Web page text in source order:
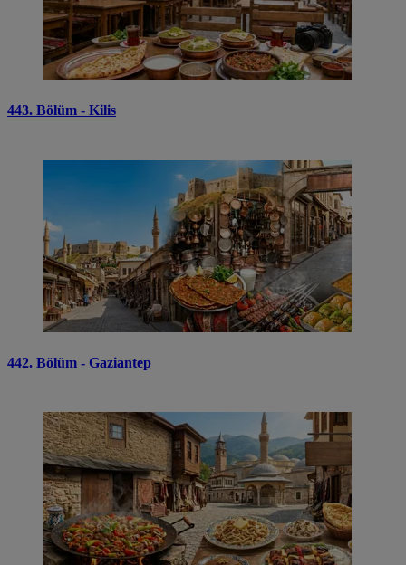
443. Bölüm - Kilis
442. Bölüm - Gaziantep